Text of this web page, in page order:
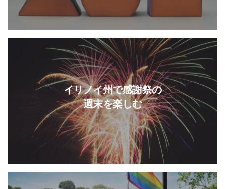
イリノイ州で感謝祭の
週末を楽しむ
続きを読む 感謝祭の週末をイ
イリノイ州のLGBTQIA+旅行